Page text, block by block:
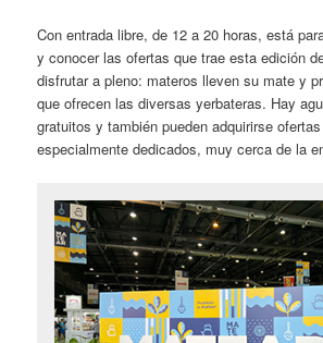
Con entrada libre, de 12 a 20 horas, está
y conocer las ofertas que trae esta edición
disfrutar a pleno: materos lleven su mate y
que ofrecen las diversas yerbateras. Hay
gratuitos y también pueden adquirirse
especialmente dedicados, muy cerca de la